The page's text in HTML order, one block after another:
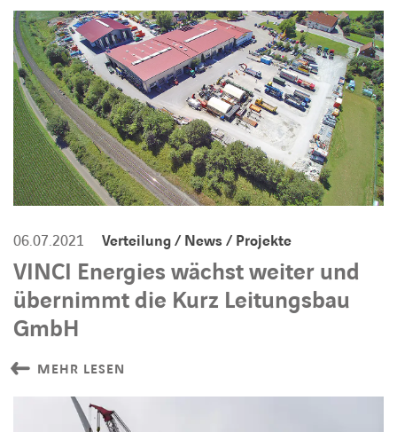
BARRIEREFREIHEIT
06.07.2021 Verteilung / News / Projekte
VINCI Energies wächst weiter und
übernimmt die Kurz Leitungsbau
GmbH
MEHR LESEN